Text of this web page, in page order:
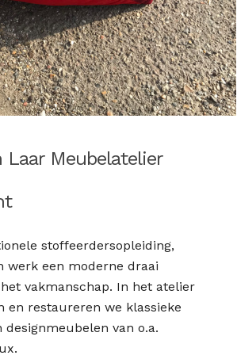
Laar Meubelatelier
stoffeerdersopleiding,
werk een moderne draai
vakmanschap. In het atelier
en restaureren we klassieke
designmeubelen van o.a.